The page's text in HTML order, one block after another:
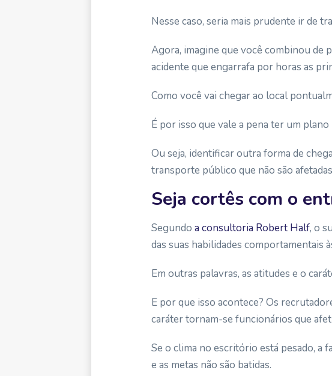
Nesse caso, seria mais prudente ir de
Agora, imagine que você combinou de
acidente que engarrafa por horas as
Como você vai chegar ao local
É por isso que vale a pena ter um plano
Ou seja, identificar outra forma de
transporte público que não são
Seja cortês com o
Segundo a consultoria Robert Half, o
das suas habilidades comportamentais
Em outras palavras, as atitudes e o
E por que isso acontece? Os
caráter tornam-se funcionários que
Se o clima no escritório está pesado, a
e as metas não são batidas.